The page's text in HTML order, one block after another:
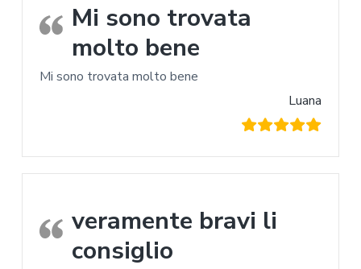
Mi sono trovata
molto bene
Mi sono trovata molto bene
Luana
veramente bravi li
consiglio